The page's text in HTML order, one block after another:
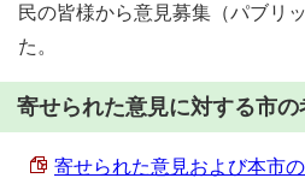
民の皆様から意見募集（パブリ
た。
寄せられた意見に対する市の
寄せられた意見および本市